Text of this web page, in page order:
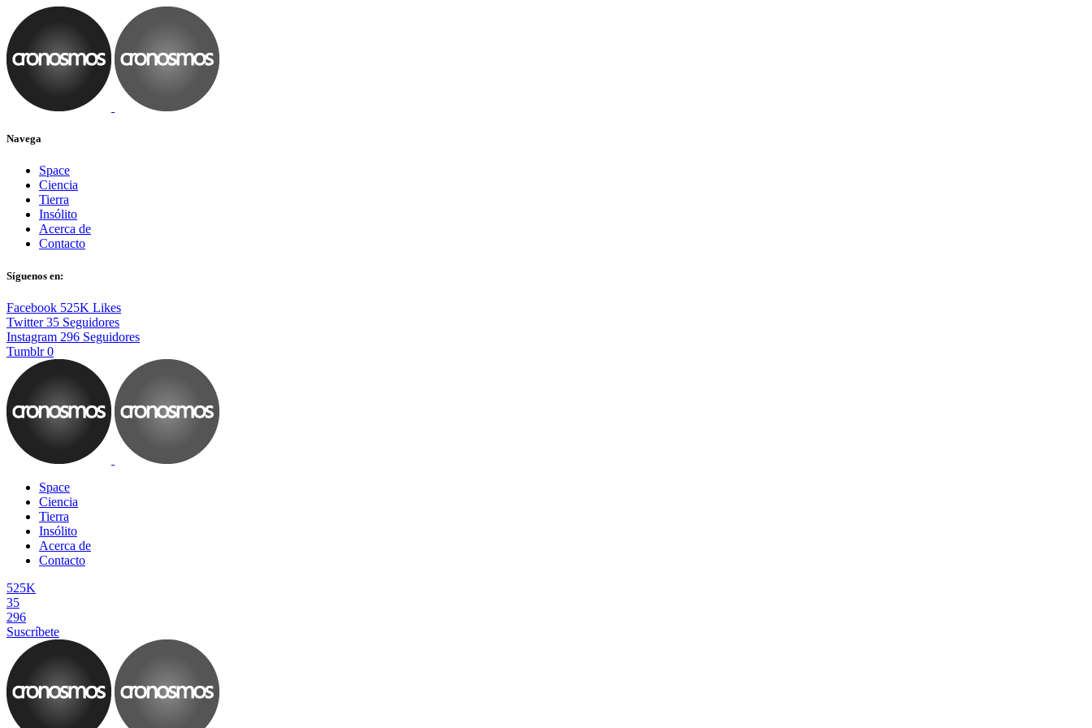
Navega
Space
Ciencia
Tierra
Insólito
Acerca de
Contacto
Síguenos en:
Facebook 525K Likes
Twitter 35 Seguidores
Instagram 296 Seguidores
Tumblr 0
Space
Ciencia
Tierra
Insólito
Acerca de
Contacto
525K
35
296
Suscríbete